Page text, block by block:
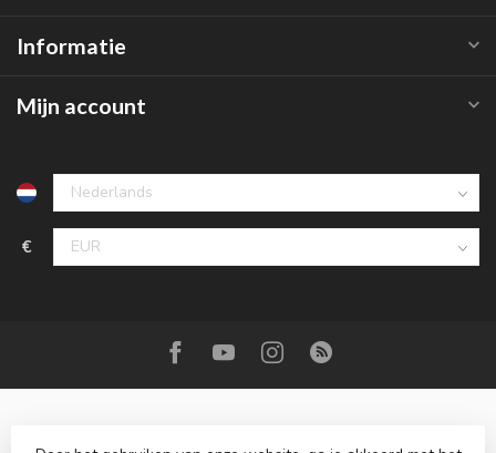
Informatie
Mijn account
€